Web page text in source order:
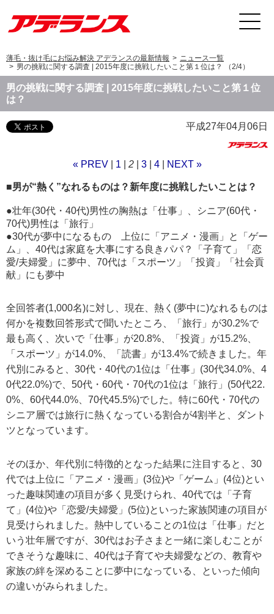
薄毛・抜け毛にお悩み解決 アデランスの最新情報
ニュース一覧
男の挑戦に関する調査 | 2015年度に挑戦したいこと第１位は？ （2/4）
男の挑戦に関する調査 | 2015年度に挑戦したいこと第１位
は？
平成27年04月06日
« PREV| 1 2| 3| 4| NEXT »
■男が“熱く”なれるものは？新年度に挑戦したいことは？
●壮年(30代・40代)男性の胸熱は「仕事」、シニア(60代・
70代)男性は「旅行」
●30代が夢中になるもの 上位に「アニメ・漫画」と「ゲー
ム」、40代は家庭を大事にする良きパパ？「子育て」「恋
愛/夫婦愛」に夢中、70代は「スポーツ」「投資」「社会貢
献」にも夢中
全回答者(1,000名)に対し、現在、熱く(夢中に)なれるものは
何かを複数回答形式で聞いたところ、「旅行」が30.2%で
最も高く、次いで「仕事」が20.8%、「投資」が15.2%、
「スポーツ」が14.0%、「読書」が13.4%で続きました。年
代別にみると、30代・40代の1位は「仕事」(30代34.0%、4
0代22.0%)で、50代・60代・70代の1位は「旅行」(50代22.
0%、60代44.0%、70代45.5%)でした。特に60代・70代の
シニア層では旅行に熱くなっている割合が4割半と、ダント
ツとなっています。
そのほか、年代別に特徴的となった結果に注目すると、30
代では上位に「アニメ・漫画」(3位)や「ゲーム」(4位)とい
った趣味関連の項目が多く見受けられ、40代では「子育
て」(4位)や「恋愛/夫婦愛」(5位)といった家族関連の項目が
見受けられました。熱中していることの1位は「仕事」だと
いう壮年層ですが、30代はお子さまと一緒に楽しむことが
できそうな趣味に、40代は子育てや夫婦愛などの、教育や
家族の絆を深めることに夢中になっている、といった傾向
の違いがみられました。